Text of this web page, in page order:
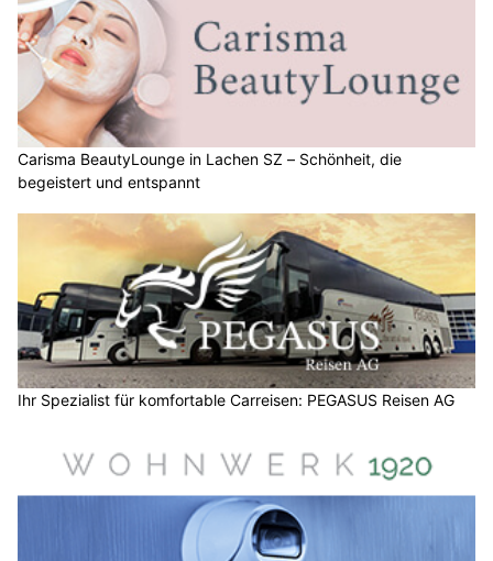
Carisma BeautyLounge in Lachen SZ – Schönheit, die
begeistert und entspannt
Ihr Spezialist für komfortable Carreisen: PEGASUS Reisen AG